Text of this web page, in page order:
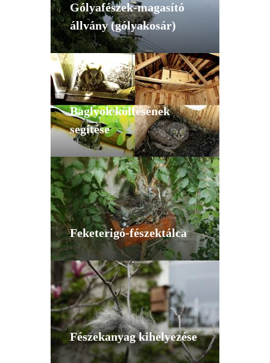
Gólyafészek-magasító
állvány (gólyakosár)
Baglyok költésének
segítése
Feketerigó-fészektálca
Fészekanyag kihelyezése